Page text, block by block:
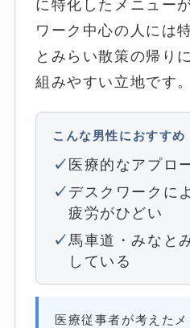
に特化したメニュー
ワーク中心の人には
とみらい散策の帰り
組みやすい立地です。
こんな男性におすすめ
医療的なアプロ
デスクワークに
疲労がひどい
馬車道・みなと
している
医療従事者が考えた